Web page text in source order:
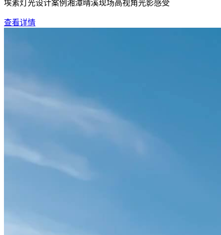
埃素灯光设计案例湘潭晴溪现场高视角光影感受
查看详情